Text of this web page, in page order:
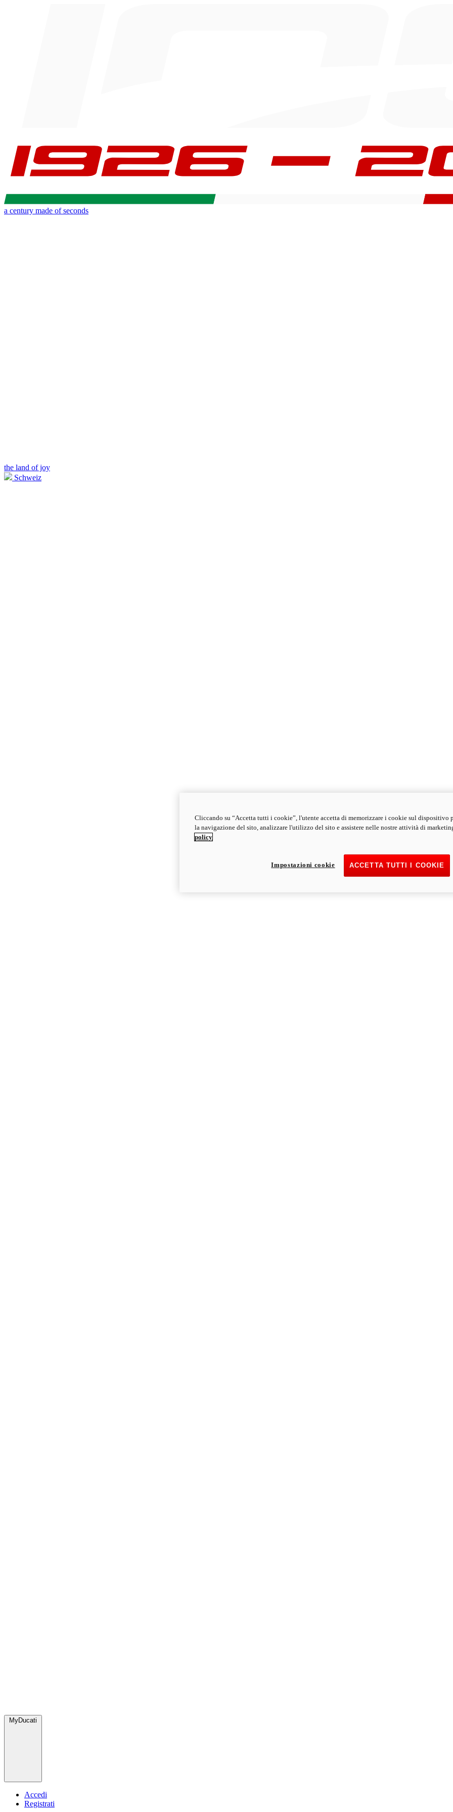
a century made of seconds
the land of joy
Schweiz
MyDucati
Accedi
Registrati
Cliccando su “Accetta tutti i cookie”, l'utente accetta di memorizzare i cookie sul dispositivo
la navigazione del sito, analizzare l'utilizzo del sito e assistere nelle nostre attività di
policy
ACCETTA TUTTI I COOKIE
Impostazioni cookie